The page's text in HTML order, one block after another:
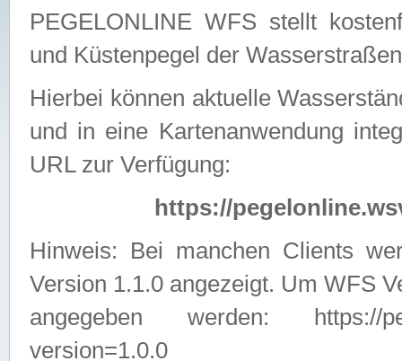
PEGELONLINE WFS stellt
und Küstenpegel der
Hierbei können aktuelle
und in eine Kartenanwendung
URL zur Verfügung:
https://
Hinweis: Bei manchen Clients
Version 1.1.0 angezeigt. Um WFS
angegeben werden: https://
version=1.0.0